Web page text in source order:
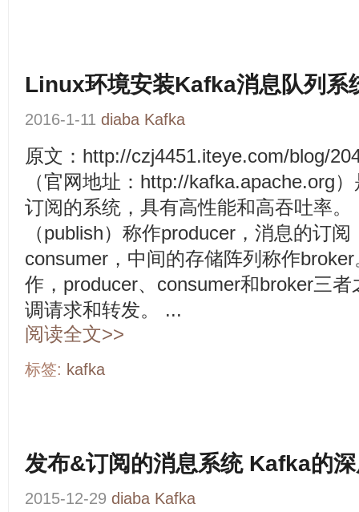
Linux环境安装Kafka消息队列系
2016-1-11 diaba Kafka
原文：http://czj4451.iteye.com/blog/
（官网地址：http://kafka.apache.org
订阅的系统，具有高性能和高吞吐率
（publish）称作producer，消息的订
consumer，中间的存储阵列称作
作，producer、consumer和broker三
调请求和转发。 ...
阅读全文>>
标签: kafka
发布&订阅的消息系统 Kafka的
2015-12-29 diaba Kafka